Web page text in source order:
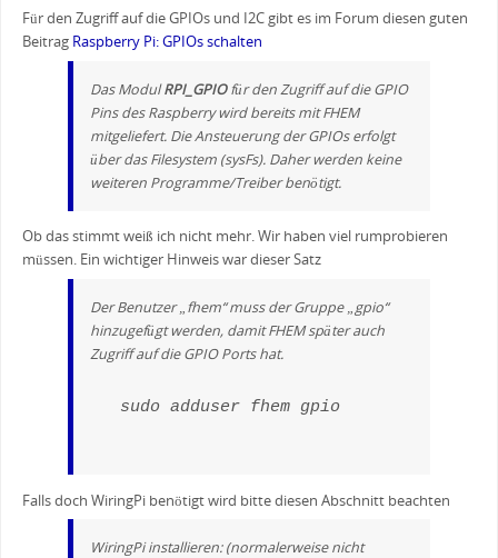
Für den Zugriff auf die GPIOs und I2C gibt es im Forum diesen guten
Beitrag Raspberry Pi: GPIOs schalten
Das ModulRPI_GPIOfür den Zugriff auf die GPIO
Pins des Raspberry wird bereits mit FHEM
mitgeliefert. Die Ansteuerung der GPIOs erfolgt
über das Filesystem (sysFs). Daher werden keine
weiteren Programme/Treiber benötigt.
Ob das stimmt weiß ich nicht mehr. Wir haben viel rumprobieren
müssen. Ein wichtiger Hinweis war dieser Satz
Der Benutzer „fhem“ muss der Gruppe „gpio“
hinzugefügt werden, damit FHEM später auch
Zugriff auf die GPIO Ports hat.
sudo adduser fhem gpio
Falls doch WiringPi benötigt wird bitte diesen Abschnitt beachten
WiringPi installieren: (normalerweise nicht